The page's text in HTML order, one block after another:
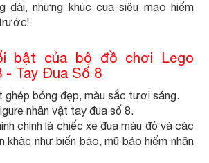
dài, những khúc cua siêu mạo hiểm
bật của bộ đồ chơi Lego
- Tay Đua Số 8
ghép bóng đẹp, màu sắc tươi sáng.
nhân vật tay đua số 8.
chính là chiếc xe đua màu đỏ và các
khác như biển báo, mũ bảo hiểm nhân